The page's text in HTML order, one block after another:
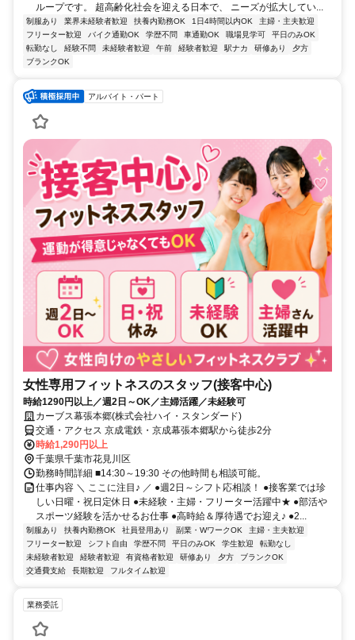
ループです。 超高齢化社会を迎える日本で、 ニーズが拡大してい...
制服あり 業界未経験者歓迎 扶養内勤務OK 1日4時間以内OK
主婦・主夫歓迎
フリーター歓迎
バイク通勤OK 学歴不問 車通勤OK 職場見学可
平日のみOK
転勤なし
経験不問 未経験者歓迎 午前 経験者歓迎 駅ナカ 研修あり
夕方
ブランクOK
アルバイト・パート
女性専用フィットネスのスタッフ(接客中心)
時給1290円以上／週2日～OK／主婦活躍／未経験可
カーブス幕張本郷(株式会社ハイ・スタンダード)
交通・アクセス 京成電鉄・京成幕張本郷駅から徒歩2分
時給1,290円以上
千葉県千葉市花見川区
勤務時間詳細 ■14:30～19:30 その他時間も相談可能。
仕事内容 ＼ ここに注目♪ ／ ●週2日～シフト応相談！ ●接客業では珍
しい日曜・祝日定休日 ●未経験・主婦・フリーター活躍中★ ●部活や
スポーツ経験を活かせるお仕事 ●高時給＆厚待遇でお迎え♪ ●2...
制服あり 扶養内勤務OK 社員登用あり 副業・WワークOK
主婦・主夫歓迎
フリーター歓迎
シフト自由 学歴不問 平日のみOK 学生歓迎
転勤なし
未経験者歓迎
経験者歓迎 有資格者歓迎 研修あり 夕方
ブランクOK
交通費支給
長期歓迎 フルタイム歓迎
業務委託